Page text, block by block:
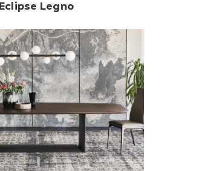
Eclipse Legno